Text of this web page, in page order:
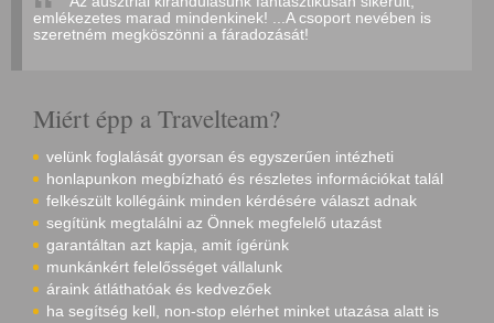
emlékezetes marad mindenkinek! ...A csoport nevében is
szeretném megköszönni a fáradozását!
Miért épp a Travelteam?
velünk foglalását gyorsan és egyszerűen intézheti
honlapunkon megbízható és részletes információkat talál
felkészült kollégáink minden kérdésére választ adnak
segítünk megtalálni az Önnek megfelelő utazást
garantáltan azt kapja, amit ígérünk
munkánkért felelősséget vállalunk
áraink átláthatóak és kedvezőek
ha segítség kell, non-stop elérhet minket utazása alatt is